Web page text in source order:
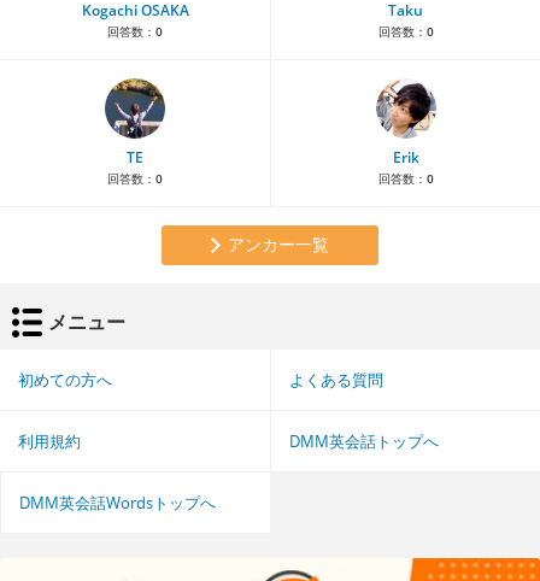
Kogachi OSAKA
回答数： 0
Taku
回答数： 0
TE
回答数： 0
Erik
回答数： 0
アンカー一覧
メニュー
初めての方へ よくある質問
利用規約 DMM英会話トップへ
DMM英会話Wordsトップへ